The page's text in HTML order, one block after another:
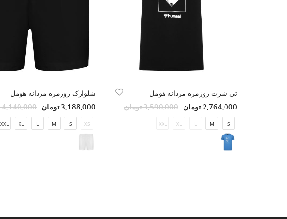
تی شرت روزمره مردانه هومل
2,764,000 تومان 3,590,000 تومان
S
M
L
XL
XXL
شلوارک روزمره مردانه هومل
3,188,000 تومان 4,140,000 تومان
XS
S
M
L
XL
XXL